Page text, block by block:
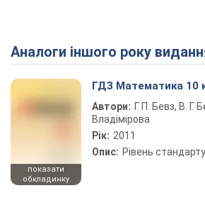
Play
Аналоги іншого року
показати
обкладинку
ГДЗ Математика 10
Автори: Г. П. Бевз, В. Г.
Владімірова
Рік: 2011
Опис: Рівень стандарту